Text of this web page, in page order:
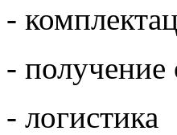
-
- получение
- логистика